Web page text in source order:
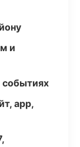
и
app,